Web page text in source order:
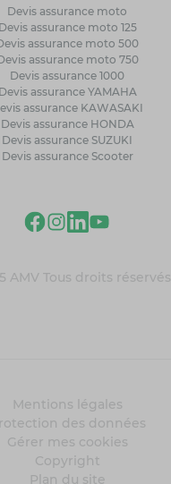
Devis assurance moto
Devis assurance moto 125
assurance moto 500
assurance moto 750
Devis assurance 1000
Devis assurance YAMAHA
assurance KAWASAKI
Devis assurance HONDA
Devis assurance SUZUKI
Devis assurance Scooter
AMV Tous droits réservés
Mentions légales
des données
Gérer mes cookies
Copyright
Plan du site